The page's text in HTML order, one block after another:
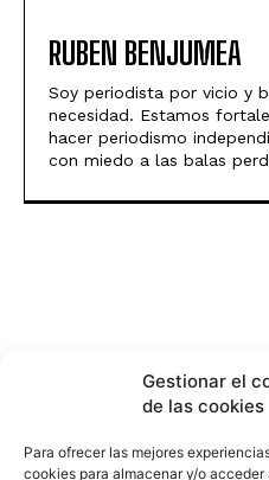
Gestionar el
de las cookies
Para ofrecer las mejores
cookies para almacenar y/o
RUBEN BENJUMEA
Soy periodista por vicio y
necesidad. Estamos
hacer periodismo
con miedo a las balas